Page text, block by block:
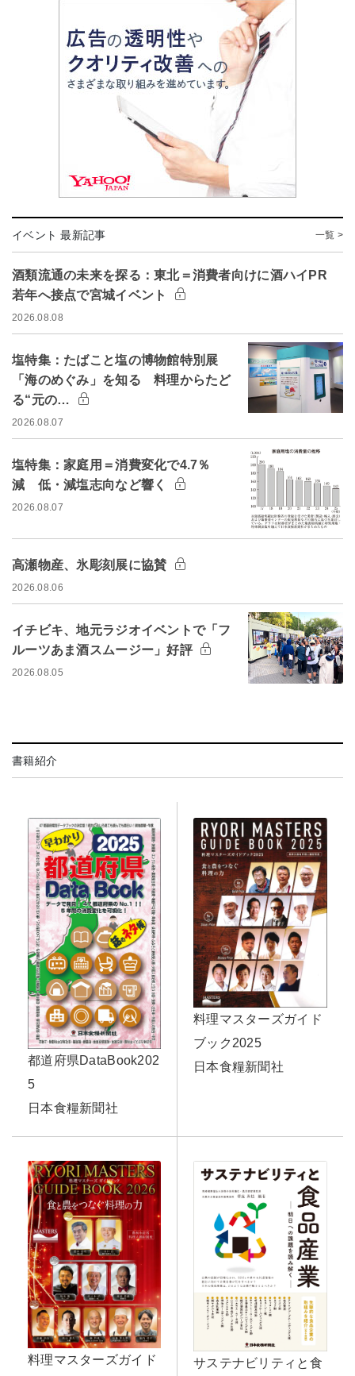
イベント 最新記事 一覧 >
酒類流通の未来を探る：東北＝消費者向けに酒ハイPR
若年へ接点で宮城イベント
2026.08.08
塩特集：たばこと塩の博物館特別展
「海のめぐみ」を知る 料理からたど
る“元の…
2026.08.07
塩特集：家庭用＝消費変化で4.7％
減 低・減塩志向など響く
2026.08.07
高瀬物産、氷彫刻展に協賛
2026.08.06
イチビキ、地元ラジオイベントで「フ
ルーツあま酒スムージー」好評
2026.08.05
書籍紹介
都道府県DataBook202
5
日本食糧新聞社
料理マスターズガイド
ブック2025
日本食糧新聞社
料理マスターズガイド
サステナビリティと食